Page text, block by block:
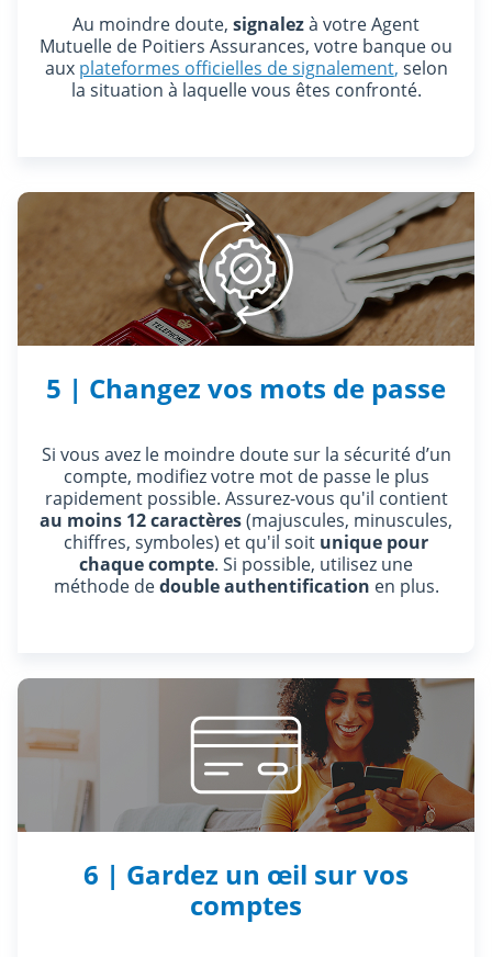
Au moindre doute, signalezà votre Agent
Mutuelle de Poitiers Assurances, votre banque ou
aux plateformes officielles de signalement, selon
la situation à laquelle vous êtes confronté.
5 | Changez vos mots de passe
Si vous avez le moindre doute sur la sécurité d’un
compte, modifiez votre mot de passe le plus
rapidement possible. Assurez-vous qu'il contient
au moins 12 caractères(majuscules, minuscules,
chiffres, symboles) et qu'il soit unique pour
chaque compte. Si possible, utilisez une
méthode dedouble authentification en plus.
6 | Gardez un œil sur vos
comptes